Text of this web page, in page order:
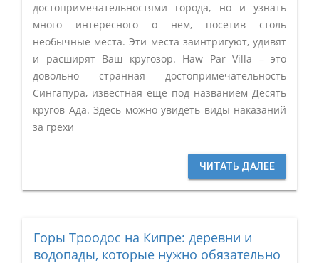
достопримечательностями города, но и узнать
много интересного о нем, посетив столь
необычные места. Эти места заинтригуют, удивят
и расширят Ваш кругозор. Haw Par Villa – это
довольно странная достопримечательность
Сингапура, известная еще под названием Десять
кругов Ада. Здесь можно увидеть виды наказаний
за грехи
ЧИТАТЬ ДАЛЕЕ
Горы Троодос на Кипре: деревни и
водопады, которые нужно обязательно